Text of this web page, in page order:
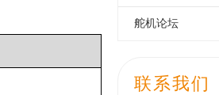
舵机论坛
联系我们